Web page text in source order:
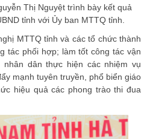
Thị Nguyệt trình bày kết quả
tỉnh với Ủy ban MTTQ tỉnh.
MTTQ tỉnh và các tổ chức thành
tác phối hợp; làm tốt công tác vận
dân thực hiện các nhiệm vụ
mạnh tuyên truyền, phổ biển giáo
hiệu quả các phong trào thi đua